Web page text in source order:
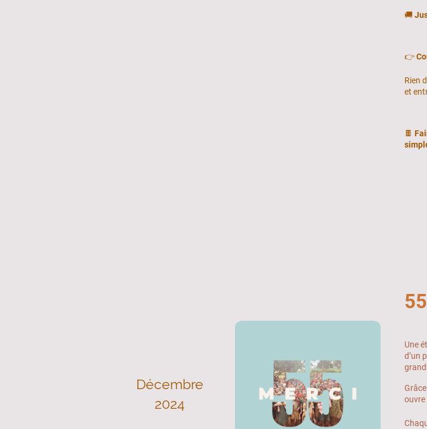
🚚
👉
Rien
et
🍫
Décembre
2024
Une
d’un
ouvre